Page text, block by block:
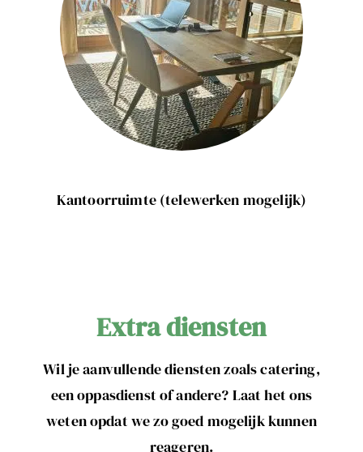
Kantoorruimte (telewerken mogelijk)
Extra diensten
Wil je aanvullende diensten zoals catering,
een oppasdienst of andere? Laat het ons
weten opdat we zo goed mogelijk kunnen
reageren.